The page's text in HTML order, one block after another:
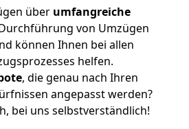
über umfangreiche
von Umzügen
können Ihnen bei allen
helfen.
, die genau nach Ihren
angepasst werden?
bei uns selbstverständlich!